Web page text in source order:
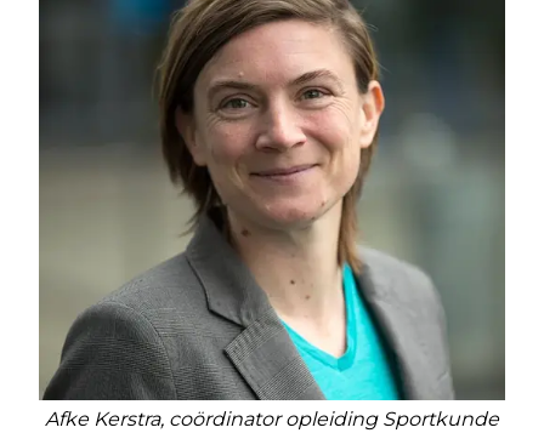
Afke Kerstra, coördinator opleiding Sportkunde